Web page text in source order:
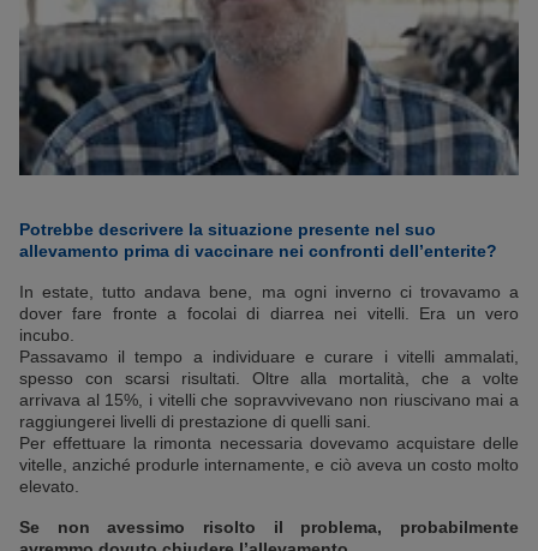
Potrebbe descrivere la situazione presente nel suo
allevamento prima di vaccinare nei confronti dell’enterite?
In estate, tutto andava bene, ma ogni inverno ci trovavamo a
dover fare fronte a focolai di diarrea nei vitelli. Era un vero
incubo.
Passavamo il tempo a individuare e curare i vitelli ammalati,
spesso con scarsi risultati. Oltre alla mortalità, che a volte
arrivava al 15%, i vitelli che sopravvivevano non riuscivano mai a
raggiungerei livelli di prestazione di quelli sani.
Per effettuare la rimonta necessaria dovevamo acquistare delle
vitelle, anziché produrle internamente, e ciò aveva un costo molto
elevato.
Se non avessimo risolto il problema, probabilmente